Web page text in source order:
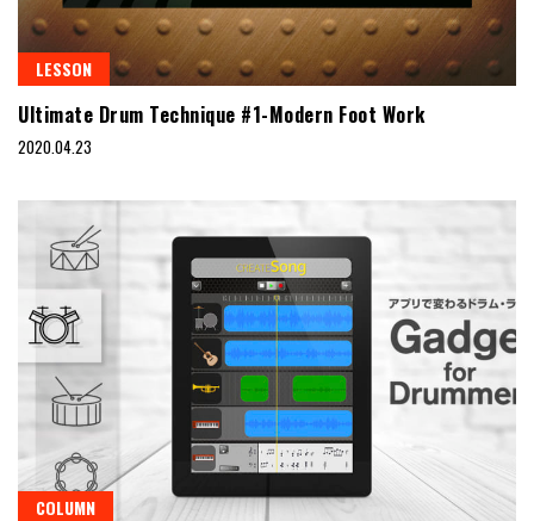
LESSON
Ultimate Drum Technique #1-Modern Foot Work
2020.04.23
COLUMN